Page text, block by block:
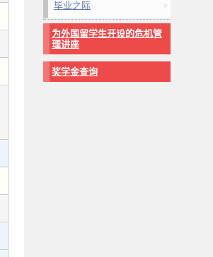
毕业之际
为外国留学生开设的危机管
理讲座
奖学金查询